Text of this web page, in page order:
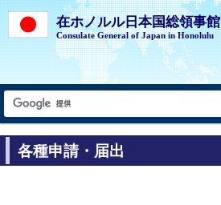
在ホノルル日本国総領事館
Consulate General of Japan in Honolulu
各種申請・届出